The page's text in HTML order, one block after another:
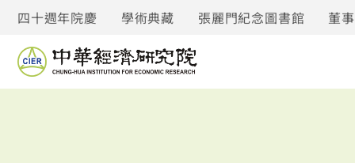
四十週年院慶 學術典藏 張麗門紀念圖書館 董